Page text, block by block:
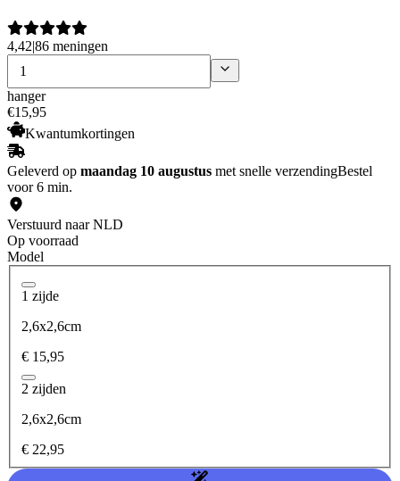
4,42|86 meningen
hanger
€15,95
Kwantumkortingen
Geleverd op maandag 10 augustus met snelle verzendingBestel
voor 6 min.
Verstuurd naar NLD
Op voorraad
Model
1 zijde
2,6x2,6cm
€ 15,95
2 zijden
2,6x2,6cm
€ 22,95